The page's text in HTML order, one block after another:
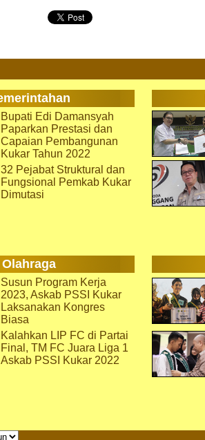
Bupati Edi Damansyah
Paparkan Prestasi dan
Capaian Pembangunan
Kukar Tahun 2022
32 Pejabat Struktural dan
Fungsional Pemkab Kukar
Dimutasi
Olahraga
Susun Program Kerja
2023, Askab PSSI Kukar
Laksanakan Kongres
Biasa
Kalahkan LIP FC di Partai
Final, TM FC Juara Liga 1
Askab PSSI Kukar 2022